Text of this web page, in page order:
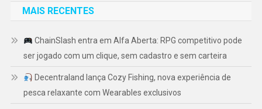
MAIS RECENTES
ChainSlash entra em Alfa Aberta: RPG competitivo pode
ser jogado com um clique, sem cadastro e sem carteira
Decentraland lança Cozy Fishing, nova experiência de
pesca relaxante com Wearables exclusivos